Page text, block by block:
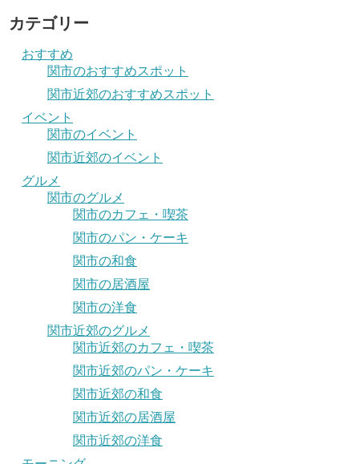
カテゴリー
おすすめ
関市のおすすめスポット
関市近郊のおすすめスポット
イベント
関市のイベント
関市近郊のイベント
グルメ
関市のグルメ
関市のカフェ・喫茶
関市のパン・ケーキ
関市の和食
関市の居酒屋
関市の洋食
関市近郊のグルメ
関市近郊のカフェ・喫茶
関市近郊のパン・ケーキ
関市近郊の和食
関市近郊の居酒屋
関市近郊の洋食